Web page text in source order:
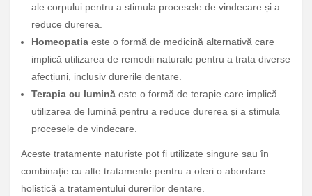
ale corpului pentru a stimula procesele de vindecare și a
reduce durerea.
Homeopatia este o formă de medicină alternativă care
implică utilizarea de remedii naturale pentru a trata diverse
afecțiuni, inclusiv durerile dentare.
Terapia cu lumină este o formă de terapie care implică
utilizarea de lumină pentru a reduce durerea și a stimula
procesele de vindecare.
Aceste tratamente naturiste pot fi utilizate singure sau în
combinație cu alte tratamente pentru a oferi o abordare
holistică a tratamentului durerilor dentare.